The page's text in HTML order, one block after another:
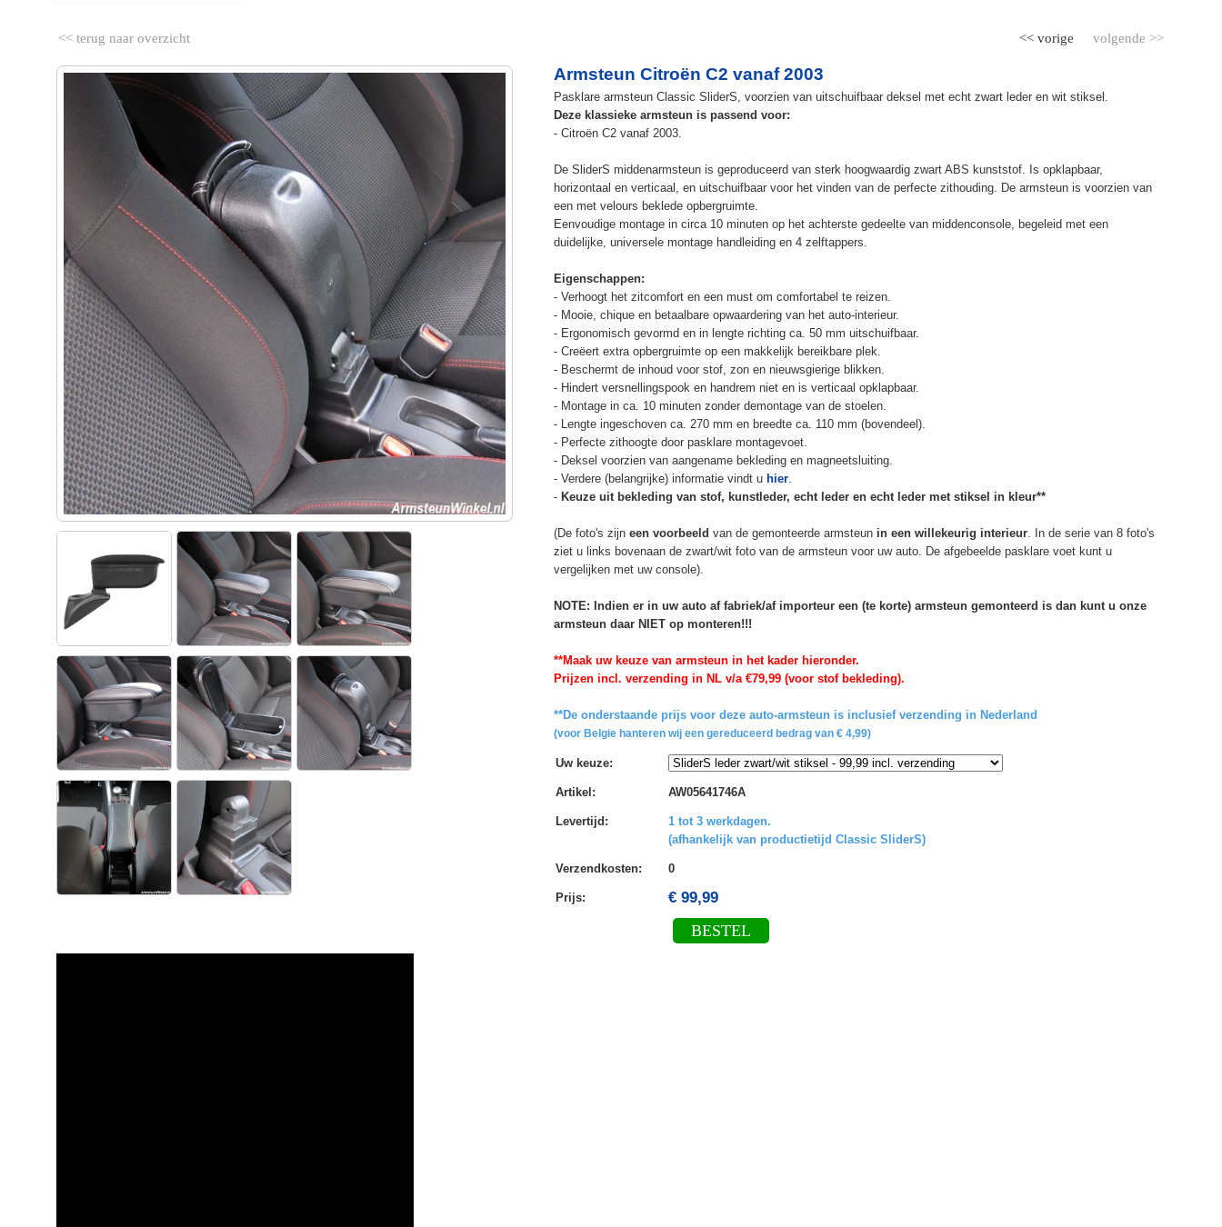
<< terug naar overzicht volgende >>
<< vorige
Armsteun Citroën C2 vanaf 2003
Pasklare armsteun Classic SliderS, voorzien van uitschuifbaar deksel met echt zwart leder en wit stiksel.
Deze klassieke armsteun is passend voor:
- Citroën C2 vanaf 2003.
De SliderS middenarmsteun is geproduceerd van sterk hoogwaardig zwart ABS kunststof. Is opklapbaar,
horizontaal en verticaal, en uitschuifbaar voor het vinden van de perfecte zithouding. De armsteun is voorzien van
een met velours beklede opbergruimte.
Eenvoudige montage in circa 10 minuten op het achterste gedeelte van middenconsole, begeleid met een
duidelijke, universele montage handleiding en 4 zelftappers.
Eigenschappen:
- Verhoogt het zitcomfort en een must om comfortabel te reizen.
- Mooie, chique en betaalbare opwaardering van het auto-interieur.
- Ergonomisch gevormd en in lengte richting ca. 50 mm uitschuifbaar.
- Creëert extra opbergruimte op een makkelijk bereikbare plek.
- Beschermt de inhoud voor stof, zon en nieuwsgierige blikken.
- Hindert versnellingspook en handrem niet en is verticaal opklapbaar.
- Montage in ca. 10 minuten zonder demontage van de stoelen.
- Lengte ingeschoven ca. 270 mm en breedte ca. 110 mm (bovendeel).
- Perfecte zithoogte door pasklare montagevoet.
- Deksel voorzien van aangename bekleding en magneetsluiting.
- Verdere (belangrijke) informatie vindt u hier.
- Keuze uit bekleding van stof, kunstleder, echt leder en echt leder met stiksel in kleur**
(De foto's zijn een voorbeeld van de gemonteerde armsteun in een willekeurig interieur. In de serie van 8 foto's
ziet u links bovenaan de zwart/wit foto van de armsteun voor uw auto. De afgebeelde pasklare voet kunt u
vergelijken met uw console).
NOTE: Indien er in uw auto af fabriek/af importeur een (te korte) armsteun gemonteerd is dan kunt u onze
armsteun daar NIET op monteren!!!
**Maak uw keuze van armsteun in het kader hieronder.
Prijzen incl. verzending in NL v/a €79,99 (voor stof bekleding).
**De onderstaande prijs voor deze auto-armsteun is inclusief verzending in Nederland
(voor Belgie hanteren wij een gereduceerd bedrag van € 4,99)
Uw keuze:
Artikel : AW05641746A
Levertijd :
1 tot 3 werkdagen.
(afhankelijk van productietijd Classic SliderS)
Verzendkosten: 0
Prijs: € 99,99
BESTEL